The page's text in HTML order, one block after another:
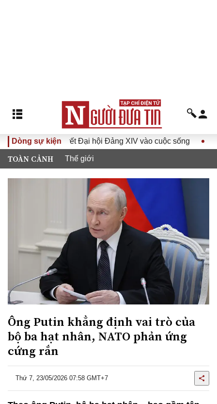
Dòng sự kiện
Nghị quyết Đại hội Đảng XIV vào cuộc sống Hướng
TOÀN CẢNH Thế giới
Ông Putin khẳng định vai trò của
bộ ba hạt nhân, NATO phản ứng
cứng rắn
Thứ 7, 23/05/2026 07:58 GMT+7